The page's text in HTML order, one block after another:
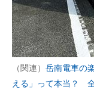
（関連） 岳南電車の
える」って本当？